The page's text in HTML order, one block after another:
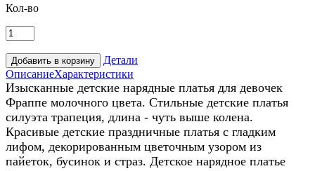
Кол-во
Детали
ОписаниеХарактеристики
Изысканные детские нарядные платья для девочек
Фраппе молочного цвета. Стильные детские платья
силуэта трапеция, длина - чуть выше колена.
Красивые детские праздничные платья с гладким
лифом, декорированным цветочным узором из
пайеток, бусинок и страз. Детское нарядное платье